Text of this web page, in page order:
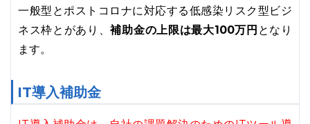
一般型とポストコロナに対応する低感染リスク型ビジ
ネス枠とがあり、補助金の上限は最大100万円 となり
ます。
IT導入補助金